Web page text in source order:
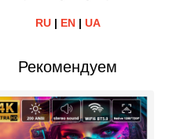
RU| EN| UA
Рекомендуем